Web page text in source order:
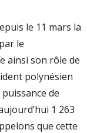
le 11 mars la
le
ainsi son rôle de
polynésien
de
1 263
que cette